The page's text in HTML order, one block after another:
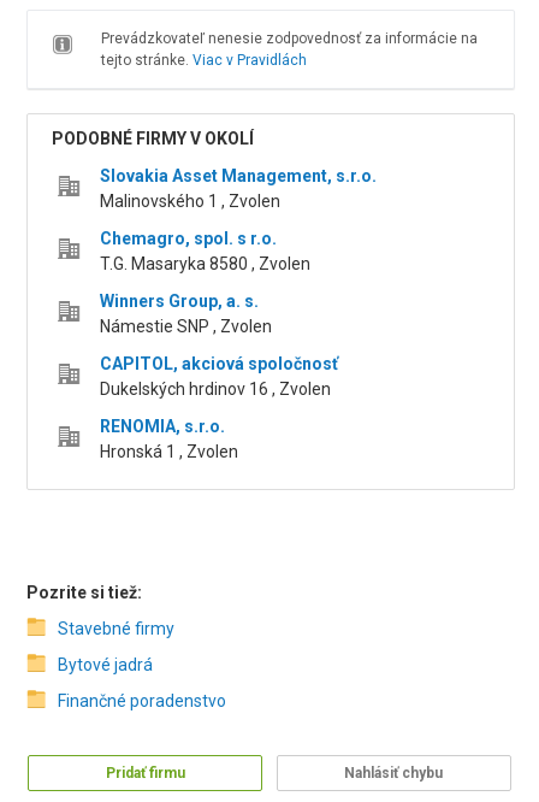
Prevádzkovateľ nenesie zodpovednosť za informácie na
tejto stránke. Viac v Pravidlách
PODOBNÉ FIRMY V OKOLÍ
Slovakia Asset Management, s.r.o.
Malinovského 1 , Zvolen
Chemagro, spol. s r.o.
T.G. Masaryka 8580 , Zvolen
Winners Group, a. s.
Námestie SNP , Zvolen
CAPITOL, akciová spoločnosť
Dukelských hrdinov 16 , Zvolen
RENOMIA, s.r.o.
Hronská 1 , Zvolen
Pozrite si tiež:
Stavebné firmy
Bytové jadrá
Finančné poradenstvo
Pridať firmu Nahlásiť chybu